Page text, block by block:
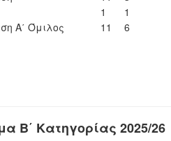
1 1
Α΄ Όμιλος
11 6
Β΄ Κατηγορίας 2025/26